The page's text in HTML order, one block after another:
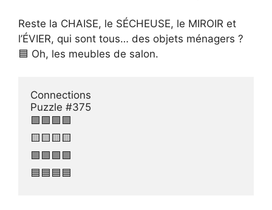
Reste la CHAISE, le SÉCHEUSE, le MIROIR et
l’ÉVIER, qui sont tous… des objets ménagers ?
🟦 Oh, les meubles de salon.
Connections
Puzzle #375
🟪🟪🟪🟪
🟨🟨🟨🟨
🟩🟩🟩🟩
🟦🟦🟦🟦